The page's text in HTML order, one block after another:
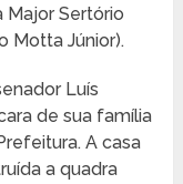
Major Sertório
Motta Júnior).
Luís
de sua família
A casa
a quadra